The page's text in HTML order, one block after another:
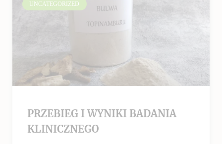
UNCATEGORIZED
PRZEBIEG I WYNIKI BADANIA
KLINICZNEGO